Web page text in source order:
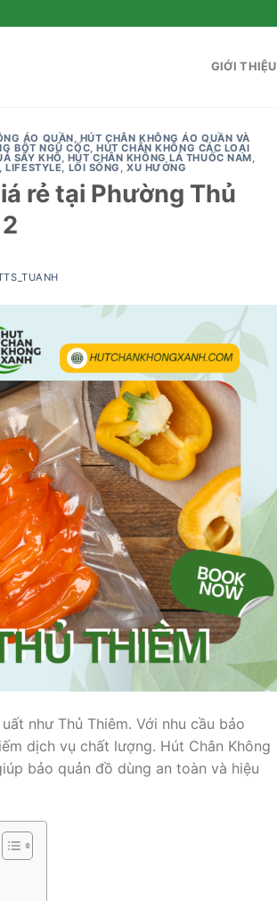
GIỚI THIỆU
ÁO QUẦN, HÚT CHÂN KHÔNG ÁO QUẦN VÀ
BỘT NGŨ CỐC,HÚT CHÂN KHÔNG CÁC LOẠI
SẤY KHÔ, HÚT CHÂN KHÔNG LÁ THUỐC NAM,
,LIFESTYLE, LỐI SỐNG ,XU HƯỚNG
rẻ tại Phường Thủ
như Thủ Thiêm. Với nhu cầu bảo
dịch vụ chất lượng. Hút Chân Không
bảo quản đồ dùng an toàn và hiệu